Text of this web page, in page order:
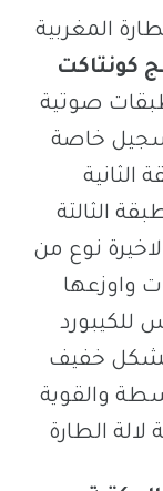
المغربية
كونتاكت
صوتية
خاصة
الثالتة
نوع من
واوزعها
بشكل خفيف
والقوية
الطارة